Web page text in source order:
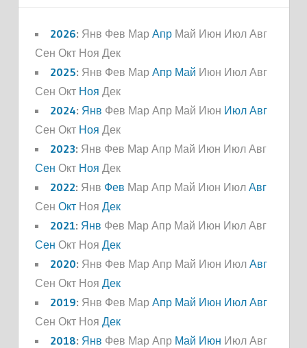
2026: Янв Фев Мар Апр Май Июн Июл Авг
Сен Окт Ноя Дек
2025: Янв Фев Мар Апр Май Июн Июл Авг
Сен Окт Ноя Дек
2024: Янв Фев Мар Апр Май Июн Июл Авг
Сен Окт Ноя Дек
2023: Янв Фев Мар Апр Май Июн Июл Авг
Сен Окт Ноя Дек
2022: Янв Фев Мар Апр Май Июн Июл Авг
Сен Окт Ноя Дек
2021: Янв Фев Мар Апр Май Июн Июл Авг
Сен Окт Ноя Дек
2020: Янв Фев Мар Апр Май Июн Июл Авг
Сен Окт Ноя Дек
2019: Янв Фев Мар Апр Май Июн Июл Авг
Сен Окт Ноя Дек
2018: Янв Фев Мар Апр Май Июн Июл Авг